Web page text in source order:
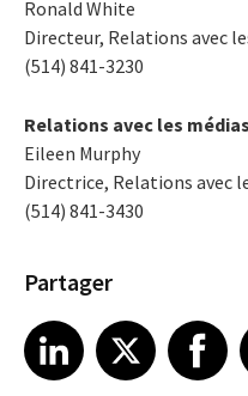
Ronald White
Directeur, Relations avec
(514) 841-3230
Relations avec les médias
Eileen Murphy
Directrice, Relations avec
(514) 841-3430
Partager
Share article on LinkedIn
LinkedIn
Share article on XShare article on